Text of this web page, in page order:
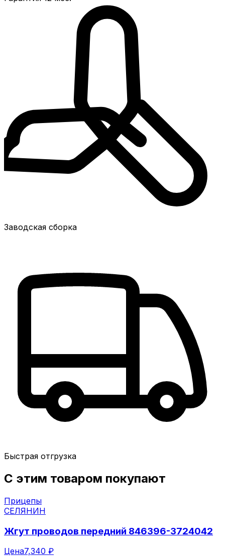
Заводская сборка
Быстрая отгрузка
С этим товаром покупают
Прицепы
СЕЛЯНИН
Жгут проводов передний 846396-3724042
Цена7,340 ₽